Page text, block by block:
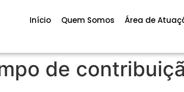
Início Quem Somos Área de
de